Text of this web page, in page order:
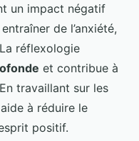
un impact négatif
de l’anxiété,
réflexologie
et contribue à
travaillant sur les
à réduire le
positif.